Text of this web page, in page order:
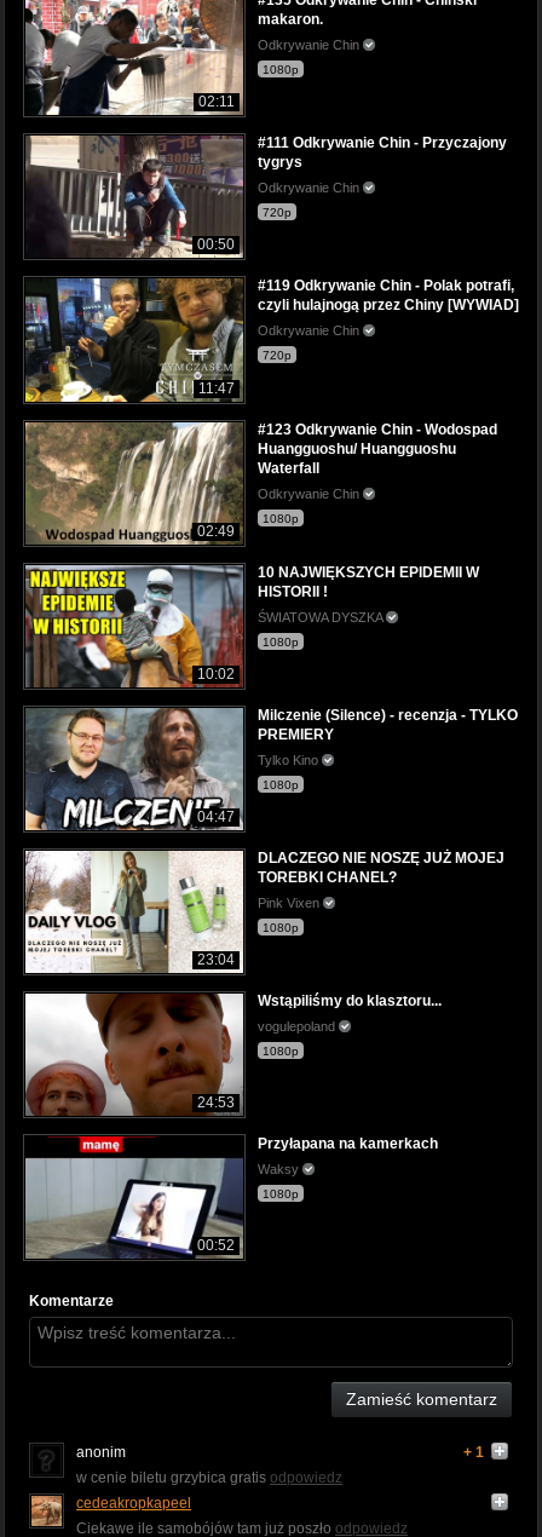
02:11
makaron.
Odkrywanie Chin
1080p
00:50
#111 Odkrywanie Chin - Przyczajony
tygrys
Odkrywanie Chin
720p
11:47
#119 Odkrywanie Chin - Polak potrafi,
czyli hulajnogą przez Chiny [WYWIAD]
Odkrywanie Chin
720p
02:49
#123 Odkrywanie Chin - Wodospad
Huangguoshu/ Huangguoshu
Waterfall
Odkrywanie Chin
1080p
10:02
10 NAJWIĘKSZYCH EPIDEMII W
HISTORII !
ŚWIATOWA DYSZKA
1080p
04:47
Milczenie (Silence) - recenzja - TYLKO
PREMIERY
Tylko Kino
1080p
23:04
DLACZEGO NIE NOSZĘ JUŻ MOJEJ
TOREBKI CHANEL?
Pink Vixen
1080p
24:53
Wstąpiliśmy do klasztoru...
vogulepoland
1080p
00:52
Przyłapana na kamerkach
Waksy
1080p
Komentarze
Zamieść komentarz
anonim
+ 1
w cenie biletu grzybica gratis odpowiedz
cedeakropkapeel
Ciekawe ile samobójów tam już poszło odpowiedz